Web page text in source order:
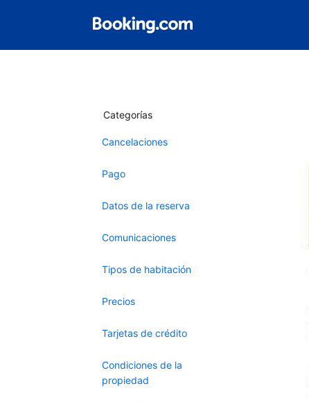
Categorías
Cancelaciones
Pago
Datos de la reserva
Comunicaciones
Tipos de habitación
Precios
Tarjetas de crédito
Condiciones de la
propiedad